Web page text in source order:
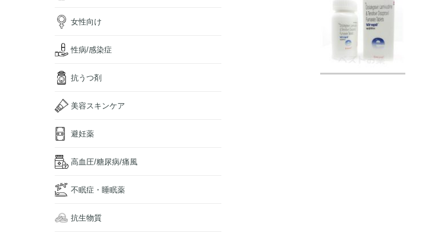
女性向け
性病/感染症
抗うつ剤
美容スキンケア
避妊薬
高血圧/糖尿病/痛風
不眠症・睡眠薬
抗生物質